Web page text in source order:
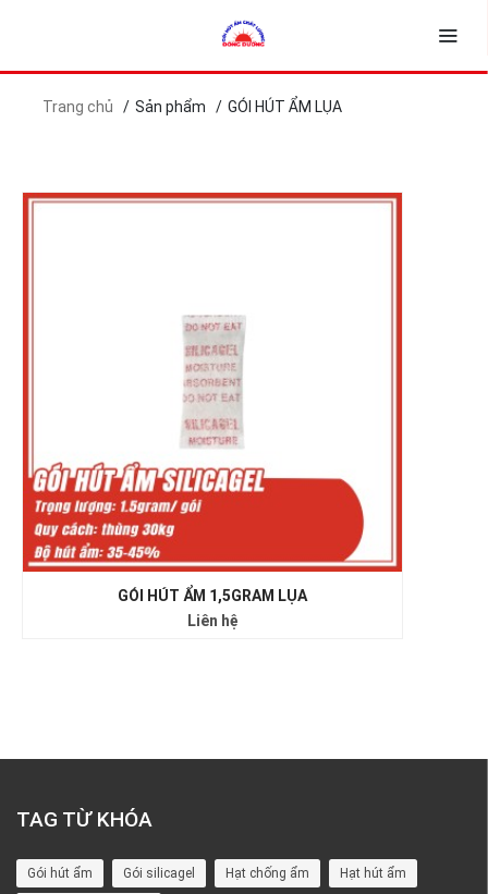
Trang chủ Sản phẩm GÓI HÚT ẨM LỤA
GÓI HÚT ẨM 1,5GRAM LỤA
Liên hệ
TAG TỪ KHÓA
Gói hút ẩm Gói silicagel Hạt chống ẩm Hạt hút ẩm